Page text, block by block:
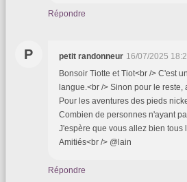
Répondre
P petit randonneur 16/07/2025
Bonsoir Tiotte et Tiot<br /> C'est
langue.<br /> Sinon pour le reste,
Pour les aventures des pieds
Combien de personnes n'ayant
J'espère que vous allez bien tous
Amitiés<br /> @lain
Répondre